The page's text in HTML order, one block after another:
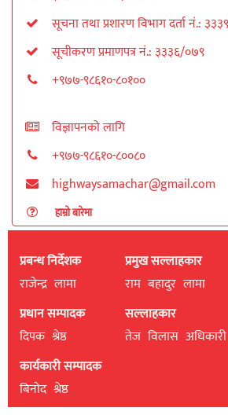
सूचना तथा प्रशारण विभाग दर्ता नं.:
सूचीकरण प्रमाणपत्र नं.: ३३३६/०७९
+९७७-९८६१०-८०१००
विज्ञापनको लागि
+९७७-९८६१०-८००८०
highwaysamachar@gmail.com
हाम्रो बारेमा
प्रबन्ध निर्देशक
राजेन्द्र लामा
प्रधान सम्पादक
दिपक श्रेष्ठ
कार्यकारी सम्पादक
बिनाेद श्रेष्ठ
प्रमुख सल्लाहकार
राम बहादुर लामा
सल्लाहकार
तेज विलास